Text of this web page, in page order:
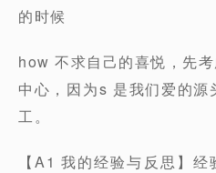
的时候
how 不求自己的喜悦，先
中心，因为s 是我们爱的
工。
【A1 我的经验与反思】